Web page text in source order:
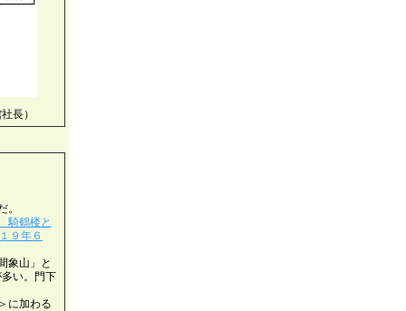
長）
。
騎鶴楼と
９年６
象山」と
い。門下
に加わる